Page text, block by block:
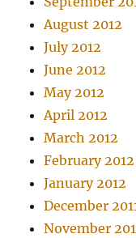
August 2012
July 2012
June 2012
May 2012
April 2012
March 2012
February 2012
January 2012
December
November